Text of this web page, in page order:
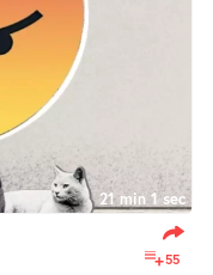
21 min 1 sec
55